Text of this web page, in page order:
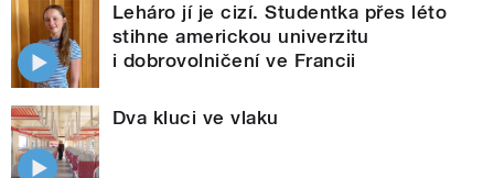
Leháro jí je cizí. Studentka přes léto
stihne americkou univerzitu
i dobrovolničení ve Francii
Dva kluci ve vlaku